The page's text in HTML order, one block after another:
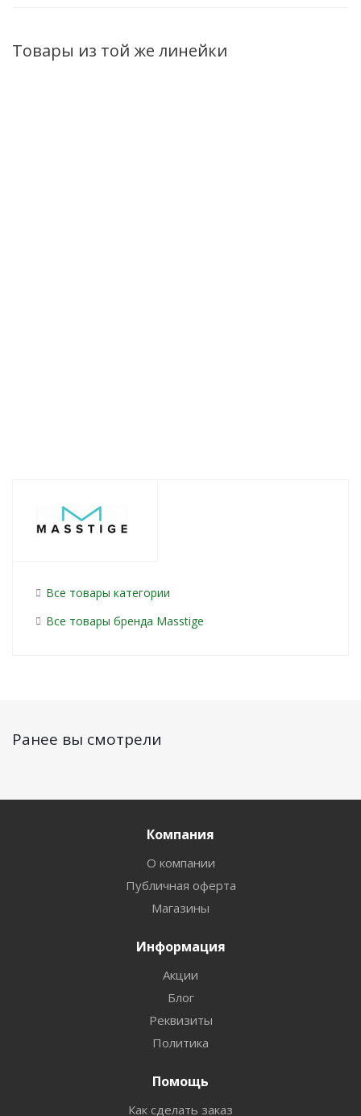
Товары из той же линейки
Все товары категории
Все товары бренда Masstige
Ранее вы смотрели
Компания
О компании
Публичная оферта
Магазины
Информация
Акции
Блог
Реквизиты
Политика
Помощь
Как сделать заказ